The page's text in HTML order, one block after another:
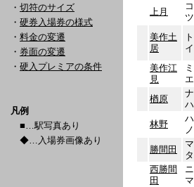
・ 切符のサイズ
・ 硬券入場券の様式
・ 料金の変遷
・ 券面の変遷
・ 硬入プレミアの条件
凡例
■…駅写真あり
◆…入場券画像あり
上月
コ
ツ
美作土
居
ト
イ
美作江
見
ミ
エ
楢原
ナ
ハ
林野
ハ
ノ
勝間田
マ
タ
西勝間
田
ニ
マ